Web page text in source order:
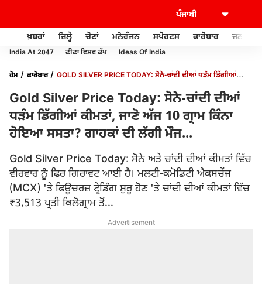
ਖ਼ਬਰਾਂ ਜ਼ਿਲ੍ਹੇ ਚੋਣਾਂ ਮਨੋਰੰਜਨ ਸਪੋਰਟਸ ਕਾਰੋਬਾਰ ਜਨਰਲ
India At 2047 ਫੀਫਾ ਵਿਸ਼ਵ ਕੱਪ Ideas Of India
ਹੋਮ ਕਾਰੋਬਾਰ
GOLD SILVER PRICE TODAY: ਸੋਨੇ-ਚਾਂਦੀ ਦੀਆਂ ਧੜੰਮ ਡਿੱਗੀਆਂ
Gold Silver Price Today: ਸੋਨੇ-ਚਾਂਦੀ ਦੀਆਂ
ਧੜੰਮ ਡਿੱਗੀਆਂ ਕੀਮਤਾਂ, ਜਾਣੋ ਅੱਜ 10 ਗ੍ਰਾਮ ਕਿੰਨਾ
ਹੋਇਆ ਸਸਤਾ? ਗਾਹਕਾਂ ਦੀ ਲੱਗੀ ਮੌਜ...
Gold Silver Price Today: ਸੋਨੇ ਅਤੇ ਚਾਂਦੀ ਦੀਆਂ ਕੀਮਤਾਂ ਵਿੱਚ
ਵੀਰਵਾਰ ਨੂੰ ਫਿਰ ਗਿਰਾਵਟ ਆਈ ਹੈ। ਮਲਟੀ-ਕਮੋਡਿਟੀ ਐਕਸਚੇਂਜ
(MCX) 'ਤੇ ਫਿਊਚਰਜ਼ ਟ੍ਰੇਡਿੰਗ ਸ਼ੁਰੂ ਹੋਣ 'ਤੇ ਚਾਂਦੀ ਦੀਆਂ ਕੀਮਤਾਂ ਵਿੱਚ
₹3,513 ਪ੍ਰਤੀ ਕਿਲੋਗ੍ਰਾਮ ਤੋਂ...
Advertisement